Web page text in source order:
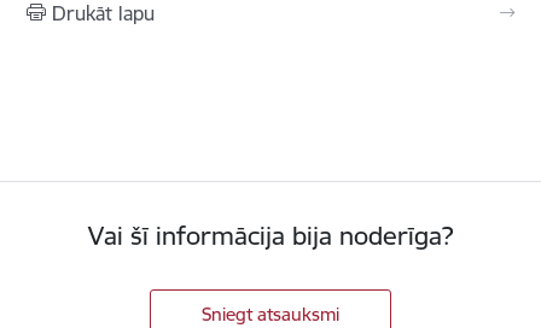
Drukāt lapu
Vai šī informācija bija noderīga?
Sniegt atsauksmi